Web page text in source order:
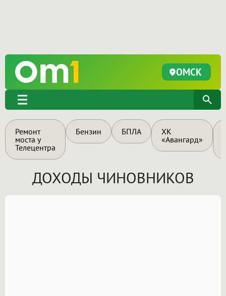
ОМСК
Ремонт
моста у
Телецентра
Бензин БПЛА
ХК
«Авангард»
ДОХОДЫ ЧИНОВНИКОВ